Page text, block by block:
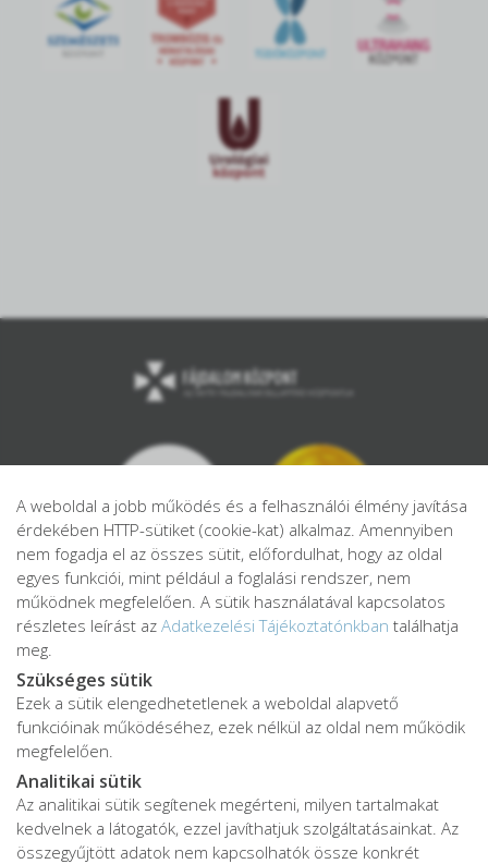
Adatkezelési tájékoztató
Adatvédelmi tájékoztató
Impresszum
Karrier
A weboldal a jobb működés és a felhasználói élmény javítása
érdekében HTTP-sütiket (cookie-kat) alkalmaz. Amennyiben
nem fogadja el az összes sütit, előfordulhat, hogy az oldal
egyes funkciói, mint például a foglalási rendszer, nem
működnek megfelelően. A sütik használatával kapcsolatos
részletes leírást az Adatkezelési Tájékoztatónkban találhatja
meg.
Szükséges sütik
Ezek a sütik elengedhetetlenek a weboldal alapvető
funkcióinak működéséhez, ezek nélkül az oldal nem működik
megfelelően.
Analitikai sütik
Az analitikai sütik segítenek megérteni, milyen tartalmakat
kedvelnek a látogatók, ezzel javíthatjuk szolgáltatásainkat. Az
összegyűjtött adatok nem kapcsolhatók össze konkrét